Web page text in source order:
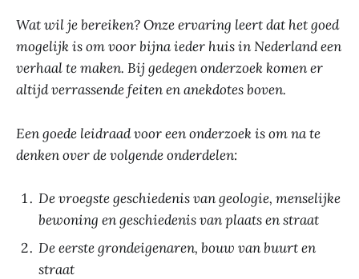
Wat wil je bereiken? Onze ervaring leert dat het goed
mogelijk is om voor bijna ieder huis in Nederland een
verhaal te maken. Bij gedegen onderzoek komen er
altijd verrassende feiten en anekdotes boven.
Een goede leidraad voor een onderzoek is om na te
denken over de volgende onderdelen:
De vroegste geschiedenis van geologie, menselijke
bewoning en geschiedenis van plaats en straat
De eerste grondeigenaren, bouw van buurt en
straat